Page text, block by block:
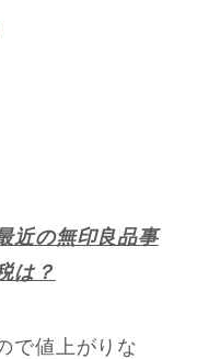
近の無印良品事
は？
で値上がりな